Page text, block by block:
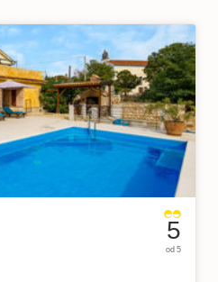
5
od 5